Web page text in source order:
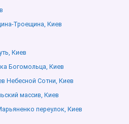
Троещина, Киев
Киев
Богомольца, Киев
Небесной Сотни, Киев
массив, Киев
переулок, Киев